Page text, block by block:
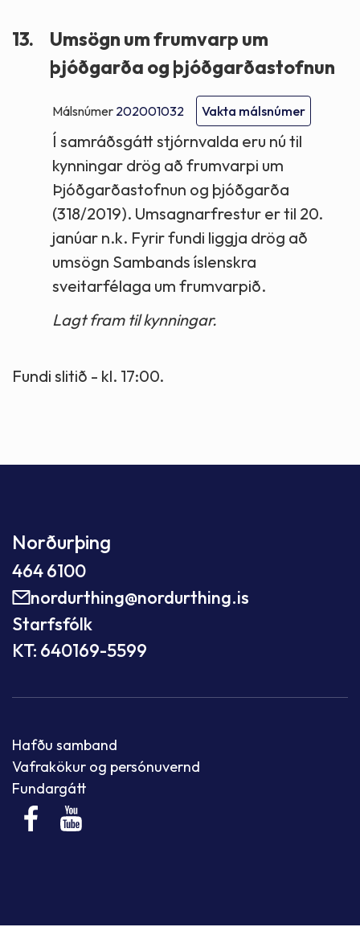
13.
Umsögn um frumvarp um
þjóðgarða og þjóðgarðastofnun
Málsnúmer 202001032 Vakta málsnúmer
Í samráðsgátt stjórnvalda eru nú til
kynningar drög að frumvarpi um
Þjóðgarðastofnun og þjóðgarða
(318/2019). Umsagnarfrestur er til 20.
janúar n.k. Fyrir fundi liggja drög að
umsögn Sambands íslenskra
sveitarfélaga um frumvarpið.
Lagt fram til kynningar.
Fundi slitið - kl. 17:00.
Norðurþing
464 6100
nordurthing@nordurthing.is
Starfsfólk
KT: 640169-5599
Hafðu samband
Vafrakökur og persónuvernd
Fundargátt